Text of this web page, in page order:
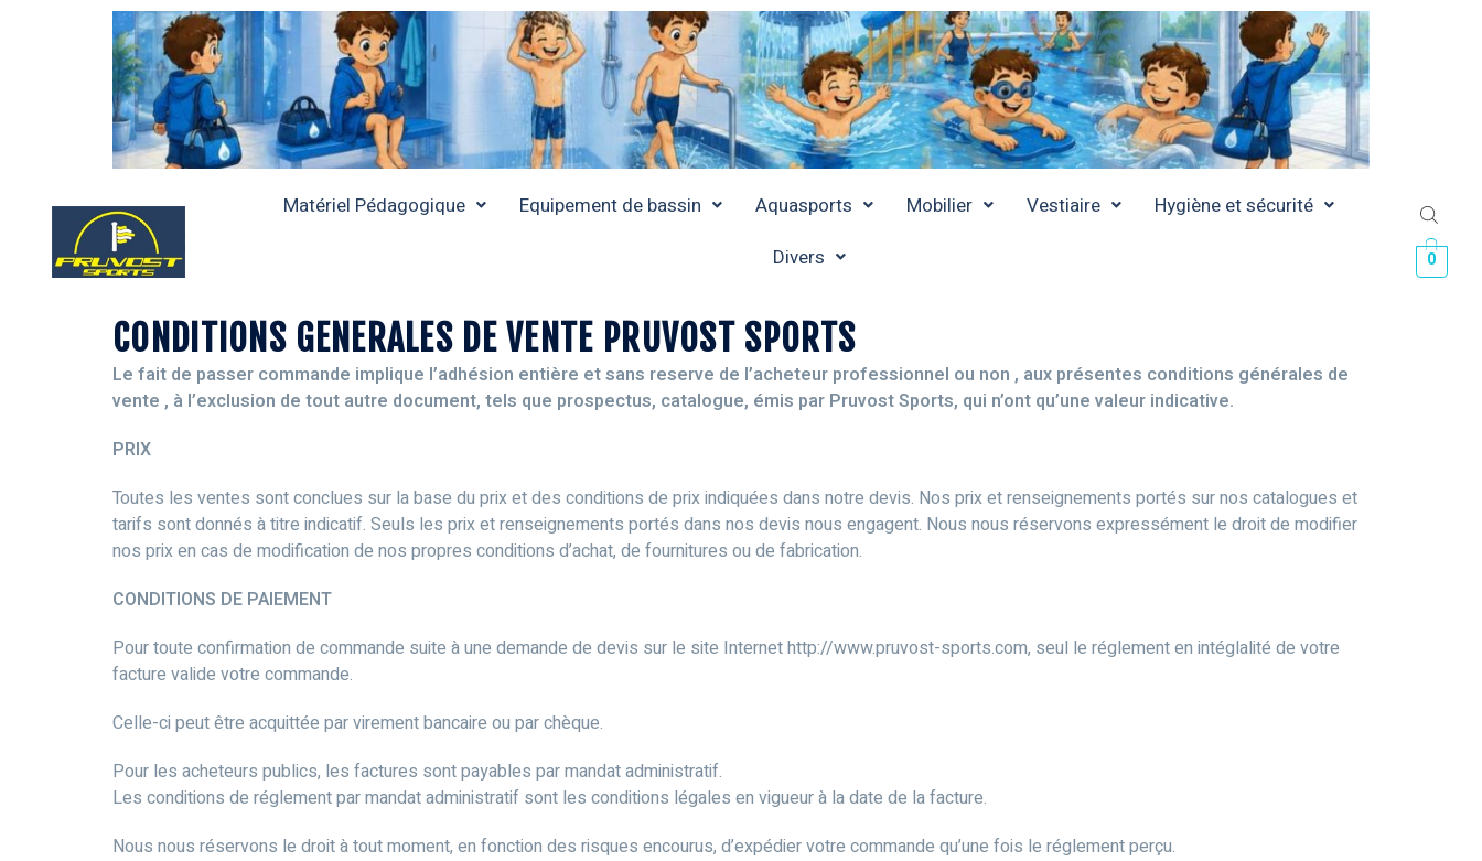
Matériel Pédagogique Equipement de bassin Aquasports Mobilier Vestiaire
Hygiène et sécurité
Divers
0
CONDITIONS GENERALES DE VENTE PRUVOST SPORTS
Le fait de passer commande implique l’adhésion entière et sans reserve de l’acheteur professionnel ou non , aux présentes conditions générales de
vente , à l’exclusion de tout autre document, tels que prospectus, catalogue, émis par Pruvost Sports, qui n’ont qu’une valeur indicative.
PRIX
Toutes les ventes sont conclues sur la base du prix et des conditions de prix indiquées dans notre devis. Nos prix et renseignements portés sur nos catalogues et
tarifs sont donnés à titre indicatif. Seuls les prix et renseignements portés dans nos devis nous engagent. Nous nous réservons expressément le droit de modifier
nos prix en cas de modification de nos propres conditions d’achat, de fournitures ou de fabrication.
CONDITIONS DE PAIEMENT
Pour toute confirmation de commande suite à une demande de devis sur le site Internet http://www.pruvost-sports.com, seul le réglement en intéglalité de votre
facture valide votre commande.
Celle-ci peut être acquittée par virement bancaire ou par chèque.
Pour les acheteurs publics, les factures sont payables par mandat administratif.
Les conditions de réglement par mandat administratif sont les conditions légales en vigueur à la date de la facture.
Nous nous réservons le droit à tout moment, en fonction des risques encourus, d’expédier votre commande qu’une fois le réglement perçu.